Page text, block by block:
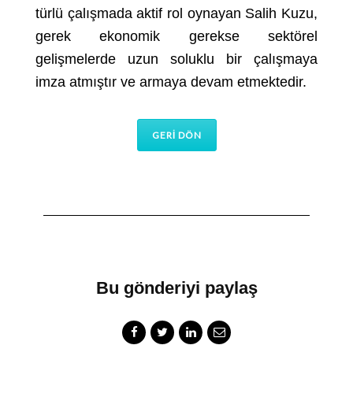
türlü çalışmada aktif rol oynayan Salih Kuzu,
gerek ekonomik gerekse sektörel
gelişmelerde uzun soluklu bir çalışmaya
imza atmıştır ve armaya devam etmektedir.
GERİ DÖN
Bu gönderiyi paylaş